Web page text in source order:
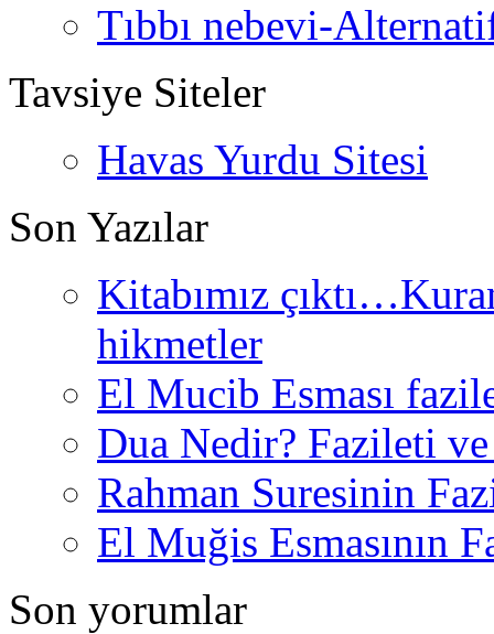
Tıbbı nebevi-
Tavsiye Siteler
Havas Yurdu Sitesi
Son Yazılar
Kitabımız
hikmetler
El Mucib Esması
Dua Nedir? Fazileti
Rahman Suresinin
El Muğis Esmasının
Son yorumlar